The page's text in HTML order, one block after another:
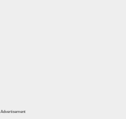
Advertisement